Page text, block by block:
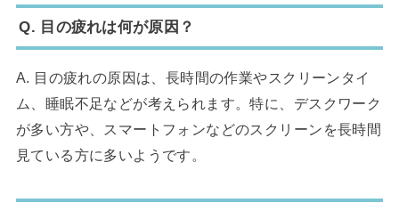
Q. 目の疲れは何が原因？
A. 目の疲れの原因は、長時間の作業やスクリーンタイ
ム、睡眠不足などが考えられます。特に、デスクワーク
が多い方や、スマートフォンなどのスクリーンを長時間
見ている方に多いようです。